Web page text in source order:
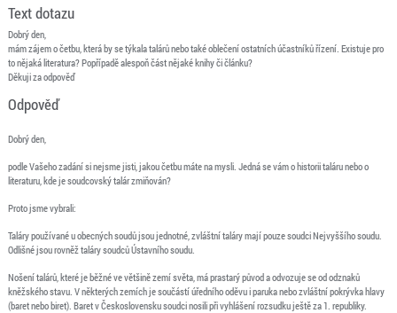
Text dotazu
Dobrý den,
mám zájem o četbu, která by se týkala talárů nebo také oblečení ostatních účastníků řízení. Existuje pro
to nějaká literatura? Popřípadě alespoň část nějaké knihy či článku?
Děkuji za odpověď
Odpověď
Dobrý den,
podle Vašeho zadání si nejsme jisti, jakou četbu máte na mysli. Jedná se vám o historii taláru nebo o
literaturu, kde je soudcovský talár zmiňován?
Proto jsme vybrali:
Taláry používané u obecných soudů jsou jednotné, zvláštní taláry mají pouze soudci Nejvyššího soudu.
Odlišné jsou rovněž taláry soudců Ústavního soudu.
Nošení talárů, které je běžné ve většině zemí světa, má prastarý původ a odvozuje se od odznaků
kněžského stavu. V některých zemích je součástí úředního oděvu i paruka nebo zvláštní pokrývka hlavy
(baret nebo biret). Baret v Československu soudci nosili při vyhlášení rozsudku ještě za 1. republiky.